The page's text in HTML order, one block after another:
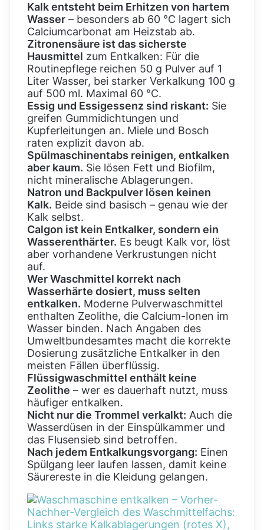
Kalk entsteht beim Erhitzen von hartem
Wasser – besonders ab 60 °C lagert sich
Calciumcarbonat am Heizstab ab.
Zitronensäure ist das sicherste
Hausmittel zum Entkalken: Für die
Routinepflege reichen 50 g Pulver auf 1
Liter Wasser, bei starker Verkalkung 100 g
auf 500 ml. Maximal 60 °C.
Essig und Essigessenz sind riskant: Sie
greifen Gummidichtungen und
Kupferleitungen an. Miele und Bosch
raten explizit davon ab.
Spülmaschinentabs reinigen, entkalken
aber kaum. Sie lösen Fett und Biofilm,
nicht mineralische Ablagerungen.
Natron und Backpulver lösen keinen
Kalk. Beide sind basisch – genau wie der
Kalk selbst.
Calgon ist kein Entkalker, sondern ein
Wasserenthärter. Es beugt Kalk vor, löst
aber vorhandene Verkrustungen nicht
auf.
Wer Waschmittel korrekt nach
Wasserhärte dosiert, muss selten
entkalken. Moderne Pulverwaschmittel
enthalten Zeolithe, die Calcium-Ionen im
Wasser binden. Nach Angaben des
Umweltbundesamtes macht die korrekte
Dosierung zusätzliche Entkalker in den
meisten Fällen überflüssig.
Flüssigwaschmittel enthält keine
Zeolithe – wer es dauerhaft nutzt, muss
häufiger entkalken.
Nicht nur die Trommel verkalkt: Auch die
Wasserdüsen in der Einspülkammer und
das Flusensieb sind betroffen.
Nach jedem Entkalkungsvorgang: Einen
Spülgang leer laufen lassen, damit keine
Säurereste in die Kleidung gelangen.